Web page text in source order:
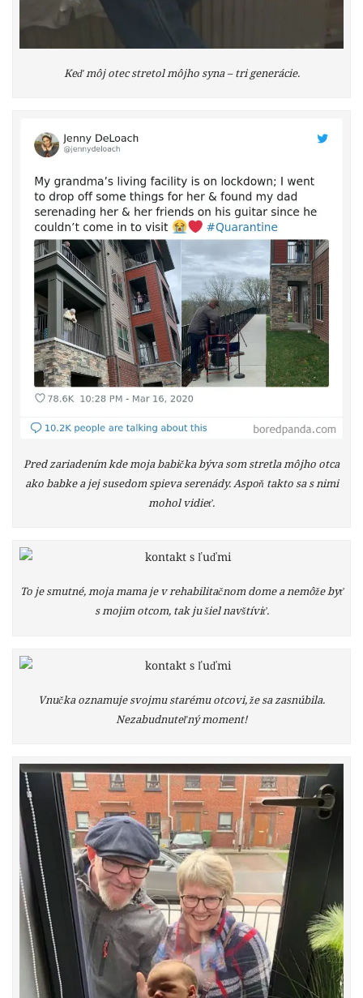
Keď môj otec stretol môjho syna – tri generácie.
Pred zariadením kde moja babička býva som stretla môjho otca
ako babke a jej susedom spieva serenády. Aspoň takto sa s nimi
mohol vidieť.
To je smutné, moja mama je v rehabilitačnom dome a nemôže byť
s mojim otcom, tak ju šiel navštíviť.
Vnučka oznamuje svojmu starému otcovi, že sa zasnúbila.
Nezabudnuteľný moment!